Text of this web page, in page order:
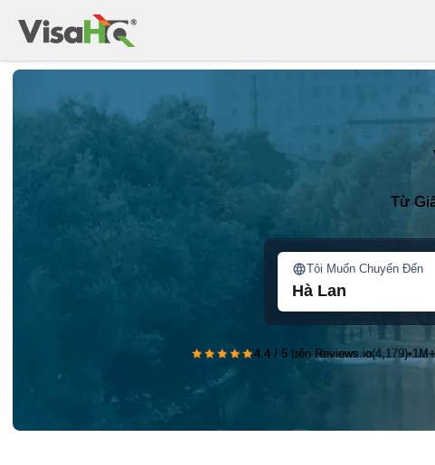
Từ
Tôi Muốn Chuyển Đến
Hà Lan
★★★★★4.4 / 5 trên Reviews.io(4,179)•1M+